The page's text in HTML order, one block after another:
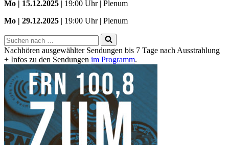
Mo | 15.12.2025 | 19:00 Uhr | Plenum
Mo | 29.12.2025 | 19:00 Uhr | Plenum
Suchen
nach …
Nachhören ausgewählter Sendungen bis 7 Tage nach Ausstrahlung
+ Infos zu den Sendungen im Programm.